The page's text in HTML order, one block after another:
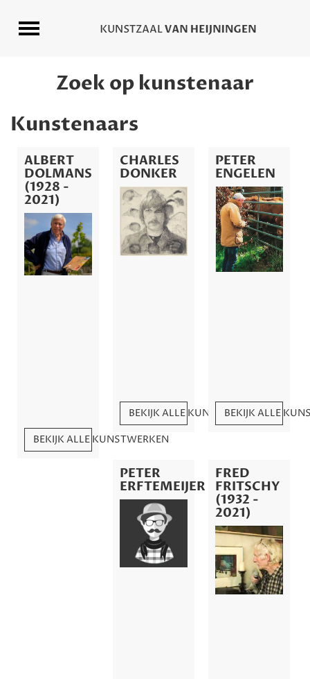
Zoek op kunstenaar
Kunstenaars
ALBERT
DOLMANS
(1928 -
2021)
BEKIJK ALLE KUNSTWERKEN
CHARLES
DONKER
BEKIJK ALLE KUNSTWERKEN
PETER
ENGELEN
BEKIJK ALLE
PETER
ERFTEMEIJER
FRED
FRITSCHY
(1932 -
2021)